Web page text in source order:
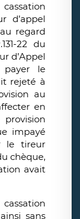
d’appel
regard
22 du
d’Appel
le
rejeté à
au
en
impayé
le tireur
chèque,
avait
sans